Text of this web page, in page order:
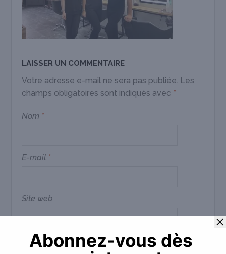
LAISSER UN COMMENTAIRE
Votre adresse e-mail ne sera pas publiée. Les
champs obligatoires sont indiqués avec *
Nom *
E-mail *
Site web
Commentaire*